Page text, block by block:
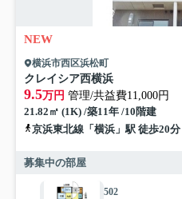
NEW
横浜市西区浜松町
クレイシア西横浜
9.5万円 管理/共益費11,000円
21.82㎡ (1K) /築11年 /10階建
京浜東北線「横浜」駅 徒歩20分
募集中の部屋
502